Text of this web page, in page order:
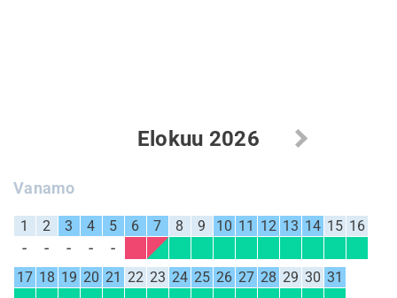
Elokuu 2026
Vanamo
1 2 3 4 5 6 7 8 9 10 11 12 13 14 15 16
17 18 19 20 21 22 23 24 25 26 27 28 29 30 31